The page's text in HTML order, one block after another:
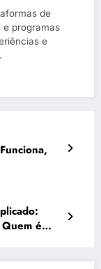
de
e programas
e
é